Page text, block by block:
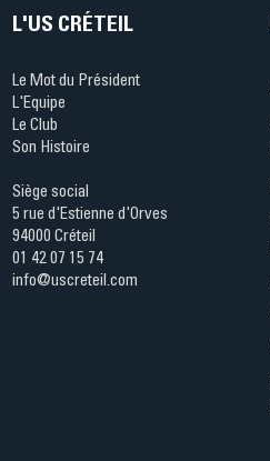
L'US CRÉTEIL
Le Mot du Président
L'Equipe
Le Club
Son Histoire
Siège social
5 rue d'Estienne d'Orves
94000 Créteil
01 42 07 15 74
info@uscreteil.com